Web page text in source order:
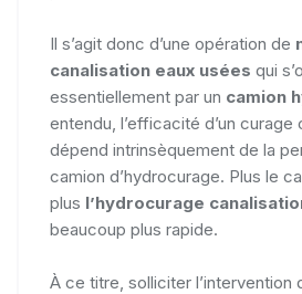
Il s’agit donc d’une opération de
canalisation eaux usées qui
essentiellement par un camion
entendu, l’efficacité d’un curage
dépend intrinsèquement de la
camion d’hydrocurage. Plus le
plus l’hydrocurage
beaucoup plus rapide.
À ce titre, solliciter l’intervention